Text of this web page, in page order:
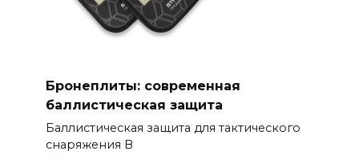
Бронеплиты: современная
баллистическая защита
Баллистическая защита для тактического
снаряжения В